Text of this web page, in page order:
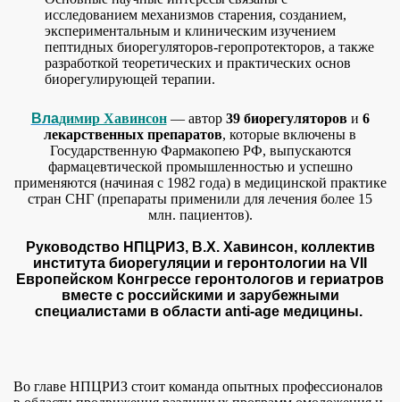
исследованием механизмов старения, созданием,
экспериментальным и клиническим изучением
пептидных биорегуляторов-геропротекторов, а также
разработкой теоретических и практических основ
биорегулирующей терапии.
Владимир Хавинсон — автор 39 биорегуляторов и 6
лекарственных препаратов, которые включены в
Государственную Фармакопею РФ, выпускаются
фармацевтической промышленностью и успешно
применяются (начиная с 1982 года) в медицинской практике
стран СНГ (препараты применили для лечения более 15
млн. пациентов).
Руководство НПЦРИЗ, В.Х. Хавинсон, коллектив
института биорегуляции и геронтологии на VII
Европейском Конгрессе геронтологов и гериатров
вместе с российскими и зарубежными
специалистами в области anti-age медицины.
Во главе НПЦРИЗ стоит команда опытных профессионалов
=> И жизнь продолжится!
=> Комплексы пептидов
=> Противоопухолевое действие пептидов
=> Клинические испытания
=> БАОК Неовитин®
=> БФЛК Активитин®
=> "Эликсир молодости"
=> Пептиды и биорегуляция
Контакты
Карта сайта
Рассылка
ВИДЕО
Вид с рабочего стола